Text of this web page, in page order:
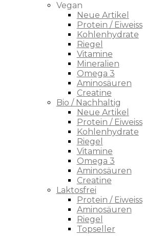
Vegan
Neue Artikel
Protein / Eiweiss
Kohlenhydrate
Riegel
Vitamine
Mineralien
Omega 3
Aminosäuren
Creatine
Bio / Nachhaltig
Neue Artikel
Protein / Eiweiss
Kohlenhydrate
Riegel
Vitamine
Omega 3
Aminosäuren
Creatine
Laktosfrei
Protein / Eiweiss
Aminosäuren
Riegel
Topseller